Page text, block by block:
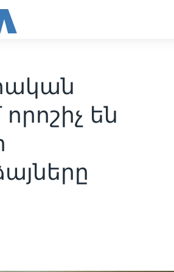
են